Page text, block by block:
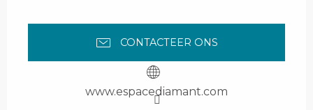
CONTACTEER ONS
www.espacediamant.com